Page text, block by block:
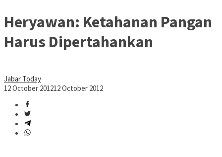
Heryawan: Ketahanan Pangan
Harus Dipertahankan
Jabar Today
12 October 201212 October 2012